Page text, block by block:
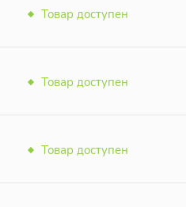
Товар доступен
Товар доступен
Товар доступен